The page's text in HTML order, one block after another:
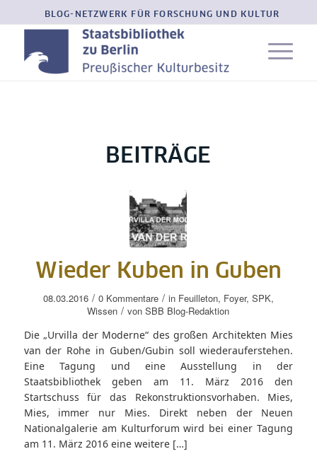
BLOG-NETZWERK FÜR FORSCHUNG UND KULTUR
BEITRÄGE
Wieder Kuben in Guben
08.03.2016 / 0 Kommentare / in Feuilleton, Foyer, SPK,
Wissen / vonSBB Blog-Redaktion
Die „Urvilla der Moderne“ des großen Architekten Mies
van der Rohe in Guben/Gubin soll wiederauferstehen.
Eine Tagung und eine Ausstellung in der
Staatsbibliothek geben am 11. März 2016 den
Startschuss für das Rekonstruktionsvorhaben. Mies,
Mies, immer nur Mies. Direkt neben der Neuen
Nationalgalerie am Kulturforum wird bei einer Tagung
am 11. März 2016 eine weitere […]